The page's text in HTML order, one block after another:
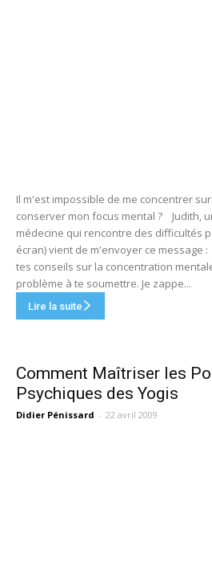
Il m'est impossible de me concentrer
conserver mon focus mental ? Judith,
médecine qui rencontre des difficultés
écran) vient de m'envoyer ce
tes conseils sur la concentration
problème à te soumettre. Je zappe...
Lire la suite
Comment Maîtriser les
Psychiques des Yogis
Didier Pénissard - 22 avril 2009